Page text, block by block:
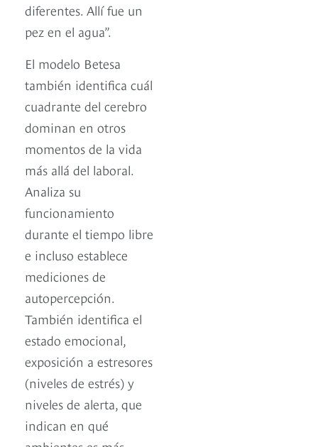
diferentes. Allí fue un
pez en el agua”.
El modelo Betesa
también identifica cuál
cuadrante del cerebro
dominan en otros
momentos de la vida
más allá del laboral.
Analiza su
funcionamiento
durante el tiempo libre
e incluso establece
mediciones de
autopercepción.
También identifica el
estado emocional,
exposición a estresores
(niveles de estrés) y
niveles de alerta, que
indican en qué